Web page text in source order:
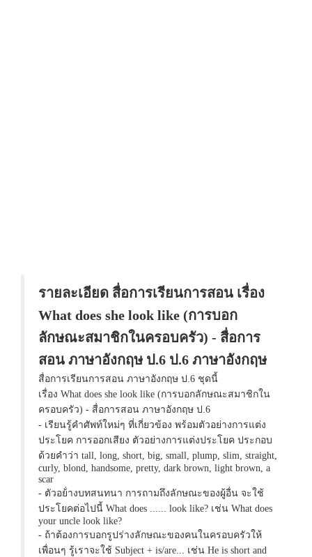
รายละเอียด สื่อการเรียนการสอน เรื่อง
What does she look like (การบอก
ลักษณะสมาชิกในครอบครัว) - สื่อการ
สอน ภาษาอังกฤษ ป.6 ป.6 ภาษาอังกฤษ
สื่อการเรียนการสอน ภาษาอังกฤษ ป.6 ชุดนี้
เรื่อง What does she look like (การบอกลักษณะสมาชิกใน
ครอบครัว) - สื่อการสอน ภาษาอังกฤษ ป.6
- เรียนรู้คำศัพท์ใหม่ๆ ที่เกี่ยวข้อง พร้อมตัวอย่างการแต่ง
ประโยค การออกเสียง ตัวอย่างการแต่งประโยค ประกอบ
ด้วยคำว่า tall, long, short, big, small, plump, slim, straight,
curly, blond, handsome, pretty, dark brown, light brown, a
scar
- ตัวอย้่างบทสนทนา การถามถึงลักษณะของผู้อื่น จะใช้
ประโยคต่อไปนี้ What does ...... look like? เช่น What does
your uncle look like?
- ถ้าต้องการบอกรูปร่างลักษณะของคนในครอบครัวให้
เพื่อนๆ รู้เราจะใช้ Subject + is/are... เช่น He is short and